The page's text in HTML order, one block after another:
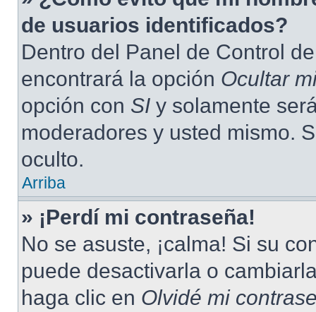
de usuarios identificados?
Dentro del Panel de Control
encontrará la opción Ocultar
opción con SI y solamente
moderadores y usted mismo.
oculto.
Arriba
» ¡Perdí mi contraseña!
No se asuste, ¡calma! Si su
puede desactivarla o
haga clic en Olvidé mi